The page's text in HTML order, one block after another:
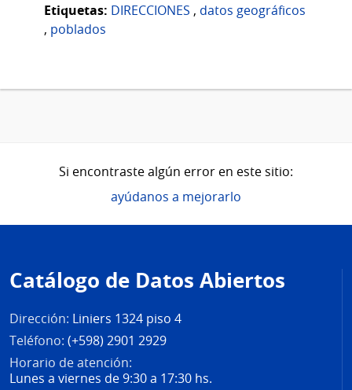
Etiquetas: DIRECCIONES , datos geográficos
, poblados
Si encontraste algún error en este sitio:
ayúdanos a mejorarlo
de
página
Catálogo de Datos Abiertos
Dirección: Liniers 1324 piso 4
Teléfono: (+598) 2901 2929
Horario de atención:
Lunes a viernes de 9:30 a 17:30 hs.